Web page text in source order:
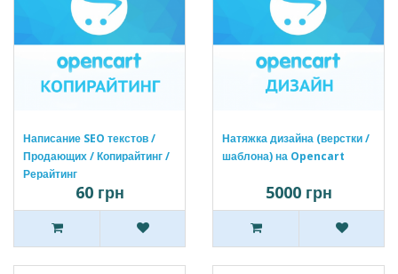
Написание SEO текстов /
Продающих / Копирайтинг /
Рерайтинг
60 грн
Натяжка дизайна (верстки /
шаблона) на Opencart
5000 грн